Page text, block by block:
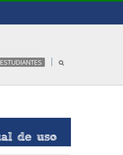
ESTUDIANTES